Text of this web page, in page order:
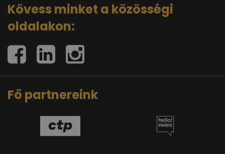
Kövess minket a közösségi
oldalakon:
Fő partnereink